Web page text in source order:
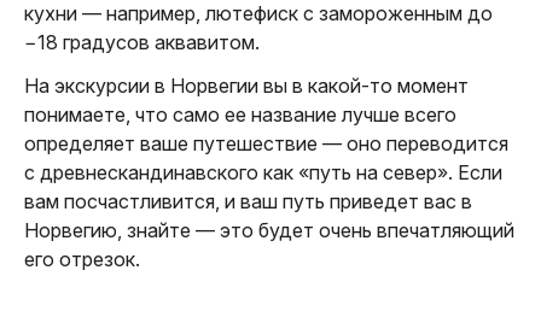
кухни — например, лютефиск с замороженным до
−18 градусов аквавитом.
На экскурсии в Норвегии вы в какой-то момент
понимаете, что само ее название лучше всего
определяет ваше путешествие — оно переводится
с древнескандинавского как «путь на север». Если
вам посчастливится, и ваш путь приведет вас в
Норвегию, знайте — это будет очень впечатляющий
его отрезок.